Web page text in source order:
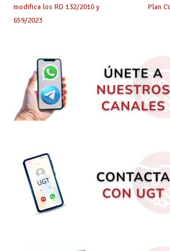
modifica los RD 132/2010 y
659/2023
Plan